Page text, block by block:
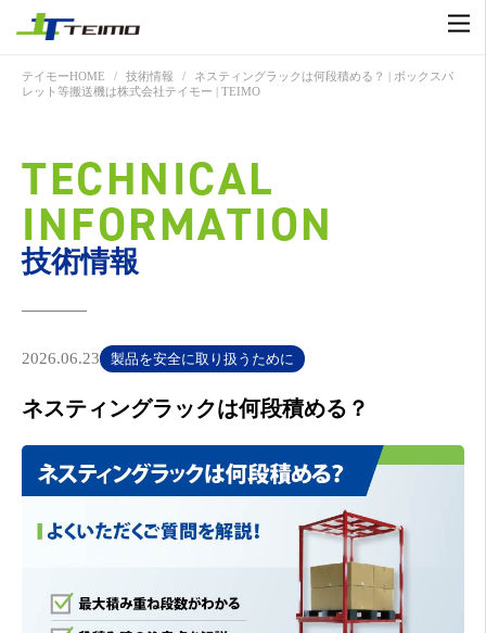
テイモーHOME 技術情報
ネスティングラックは何段積める？ | ボックスパ
レット等搬送機は株式会社テイモー | TEIMO
TECHNICAL
INFORMATION
技術情報
2026.06.23 製品を安全に取り扱うために
ネスティングラックは何段積める？